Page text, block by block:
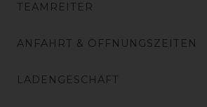
TEAMREITER
ANFAHRT & ÖFFNUNGSZEITEN
LADENGESCHÄFT